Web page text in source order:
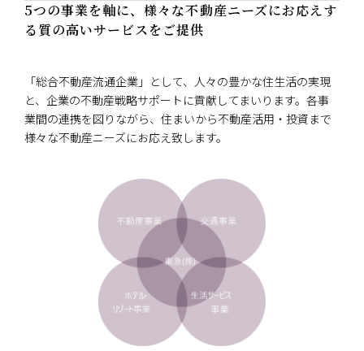
5つの事業を軸に、様々な不動産ニーズにお応えす
る質の高いサービスをご提供
「総合不動産流通企業」として、人々の豊かな住生活の実現
と、企業の不動産戦略サポートに貢献してまいります。各事
業間の連携を図りながら、住まいから不動産活用・投資まで
様々な不動産ニーズにお応え致します。